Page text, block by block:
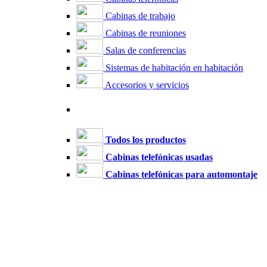
Cabinas de trabajo
Cabinas de reuniones
Salas de conferencias
Sistemas de habitación en habitación
Accesorios y servicios
Todos los productos
Cabinas telefónicas usadas
Cabinas telefónicas para automontaje